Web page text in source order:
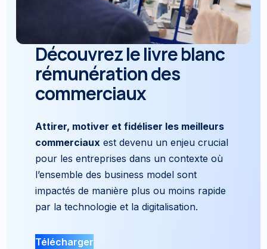
Découvrez le livre blanc
rémunération des
commerciaux
Attirer, motiver et fidéliser les meilleurs
commerciauxest devenu un enjeu crucial
pour les entreprises dans un contexte où
l’ensemble des business model sont
impactés de manière plus ou moins rapide
par la technologie et la digitalisation.
Télécharger